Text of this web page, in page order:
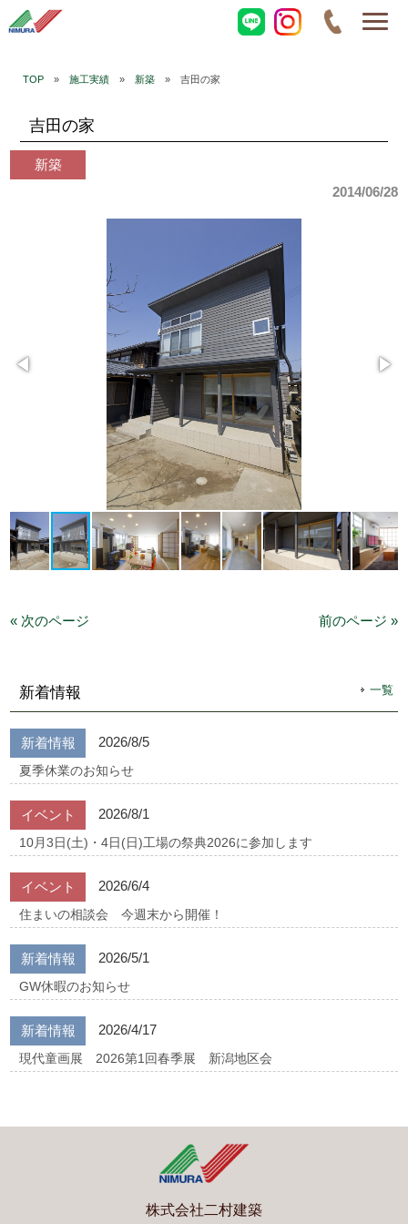
TOP» 施工実績» 新築» 吉田の家
吉田の家
新築
2014/06/28
« 次のページ 前のページ »
新着情報 一覧
新着情報 2026/8/5
夏季休業のお知らせ
イベント 2026/8/1
10月3日(土)・4日(日)工場の祭典2026に参加します
イベント 2026/6/4
住まいの相談会 今週末から開催！
新着情報 2026/5/1
GW休暇のお知らせ
新着情報 2026/4/17
現代童画展 2026第1回春季展 新潟地区会
株式会社二村建築